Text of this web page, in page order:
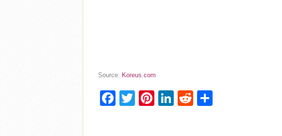
Source: Koreus.com
Facebook
TwitterPinterest
LinkedIn
Reddit